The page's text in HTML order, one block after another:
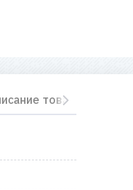
товара